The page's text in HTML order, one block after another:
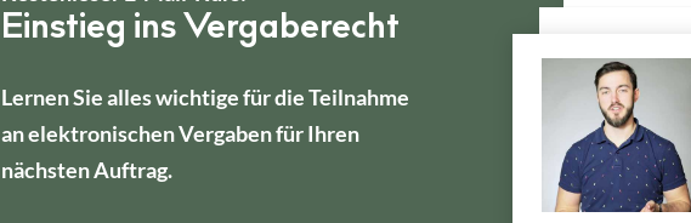
Einstieg ins Vergaberecht
Lernen Sie alles wichtige für die Teilnahme
an elektronischen Vergaben für Ihren
nächsten Auftrag.